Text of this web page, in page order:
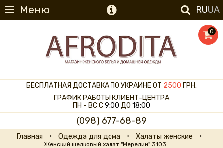
Меню RUUA
0
БЕСПЛАТНАЯ ДОСТАВКА ПО УКРАИНЕ ОТ 2500 ГРН.
ГРАФИК РАБОТЫ КЛИЕНТ-ЦЕНТРА
ПН - ВС С9:00 ДО 18:00
(098) 677-68-89
Главная Одежда для дома Халаты женские
Женский шелковый халат "Мерелин" 3103